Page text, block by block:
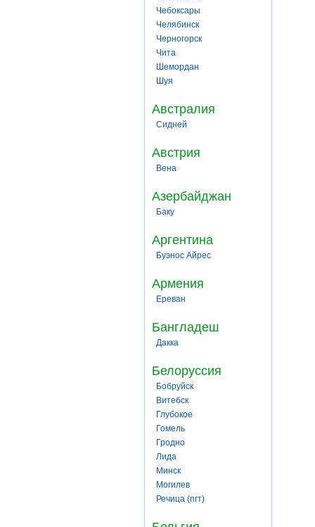
Чебоксары
Челябинск
Черногорск
Чита
Шемордан
Шуя
Австралия
Сидней
Австрия
Вена
Азербайджан
Баку
Аргентина
Буэнос Айрес
Армения
Ереван
Бангладеш
Дакка
Белоруссия
Бобруйск
Витебск
Глубокое
Гомель
Гродно
Лида
Минск
Могилев
Речица (пгт)